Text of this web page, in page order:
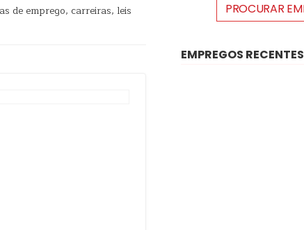
de emprego, carreiras, leis
EMPREGOS RECENTES